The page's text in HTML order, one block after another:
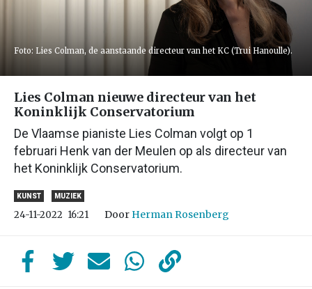
Foto: Lies Colman, de aanstaande directeur van het KC (Trui Hanoulle).
Lies Colman nieuwe directeur van het
Koninklijk Conservatorium
De Vlaamse pianiste Lies Colman volgt op 1
februari Henk van der Meulen op als directeur van
het Koninklijk Conservatorium.
KUNST MUZIEK
24-11-2022 16:21 Door Herman Rosenberg